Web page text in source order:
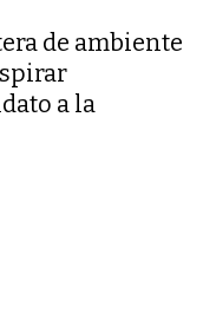
de ambiente
a la